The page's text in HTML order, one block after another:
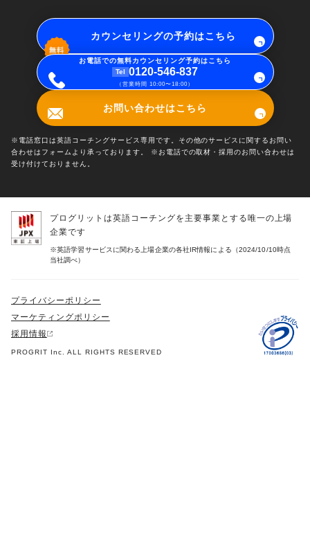
お問い合わせはこちら
※電話窓口は英語コーチングサービス専用です。その他のサービスに関するお問い
合わせはフォームより承っております。 ※お電話での取材・採用のお問い合わせは
受け付けておりません。
カウンセリングの予約はこちら
お電話での無料カウンセリング予約はこちら
Tel 0120-546-837
（営業時間 10:00〜18:00）
プログリットは英語コーチングを主要事業とする唯一の上場
企業です
※英語学習サービスに関わる上場企業の各社IR情報による（2024/10/10時点
当社調べ）
プライバシーポリシー
マーケティングポリシー
採用情報
PROGRIT Inc. ALL RIGHTS RESERVED